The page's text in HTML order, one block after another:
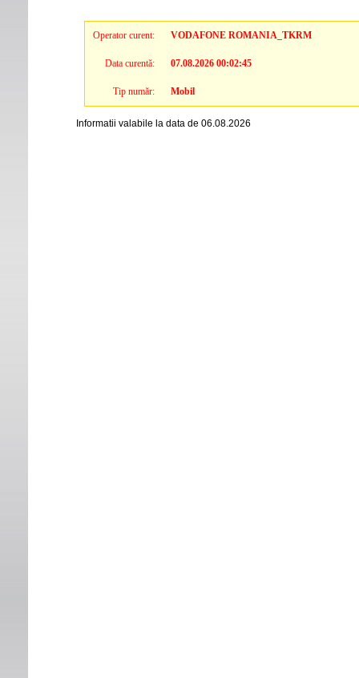
Operator curent: VODAFONE ROMANIA_TKRM
Data curentă: 07.08.2026 00:02:45
Tip număr: Mobil
Informatii valabile la data de 06.08.2026